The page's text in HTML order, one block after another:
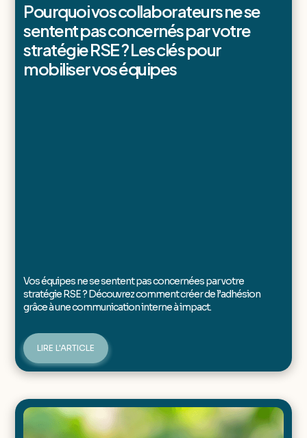
Pourquoi vos collaborateurs ne se
sentent pas concernés par votre
stratégie RSE ? Les clés pour
mobiliser vos équipes
Vos équipes ne se sentent pas concernées par votre
stratégie RSE ? Découvrez comment créer de l’adhésion
grâce à une communication interne à impact.
LIRE L'ARTICLE